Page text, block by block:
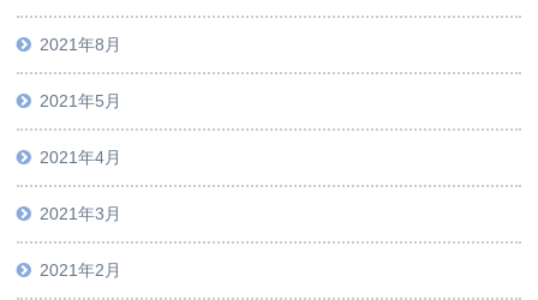
2021年8月
2021年5月
2021年4月
2021年3月
2021年2月